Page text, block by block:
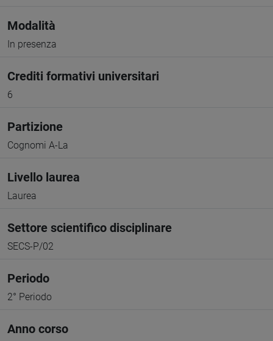
Modalità
In presenza
Crediti formativi universitari
6
Partizione
Cognomi A-La
Livello laurea
Laurea
Settore scientifico disciplinare
SECS-P/02
Periodo
2° Periodo
Anno corso